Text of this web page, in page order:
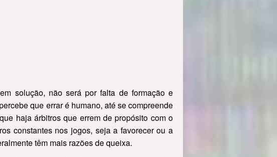
solução, não será por falta de formação e
que errar é humano, até se compreende
haja árbitros que errem de propósito com o
constantes nos jogos, seja a favorecer ou a
têm mais razões de queixa.